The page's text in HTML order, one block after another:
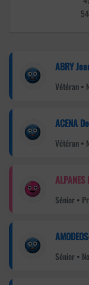
ABRY
Vétéran •
ACENA
Vétéran •
Sénior •
Sénior •